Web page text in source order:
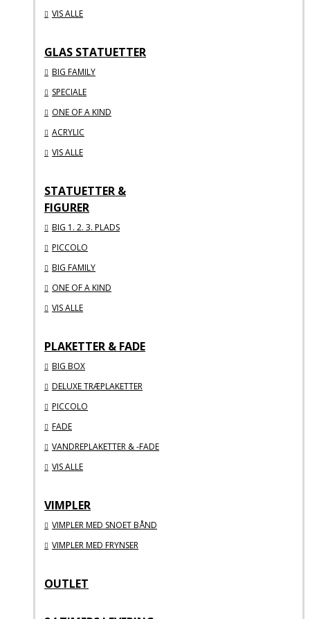
VIS ALLE
GLAS STATUETTER
BIG FAMILY
SPECIALE
ONE OF A KIND
ACRYLIC
VIS ALLE
STATUETTER &
FIGURER
BIG 1. 2. 3. PLADS
PICCOLO
BIG FAMILY
ONE OF A KIND
VIS ALLE
PLAKETTER & FADE
BIG BOX
DELUXE TRÆPLAKETTER
PICCOLO
FADE
VANDREPLAKETTER & -FADE
VIS ALLE
VIMPLER
VIMPLER MED SNOET BÅND
VIMPLER MED FRYNSER
OUTLET